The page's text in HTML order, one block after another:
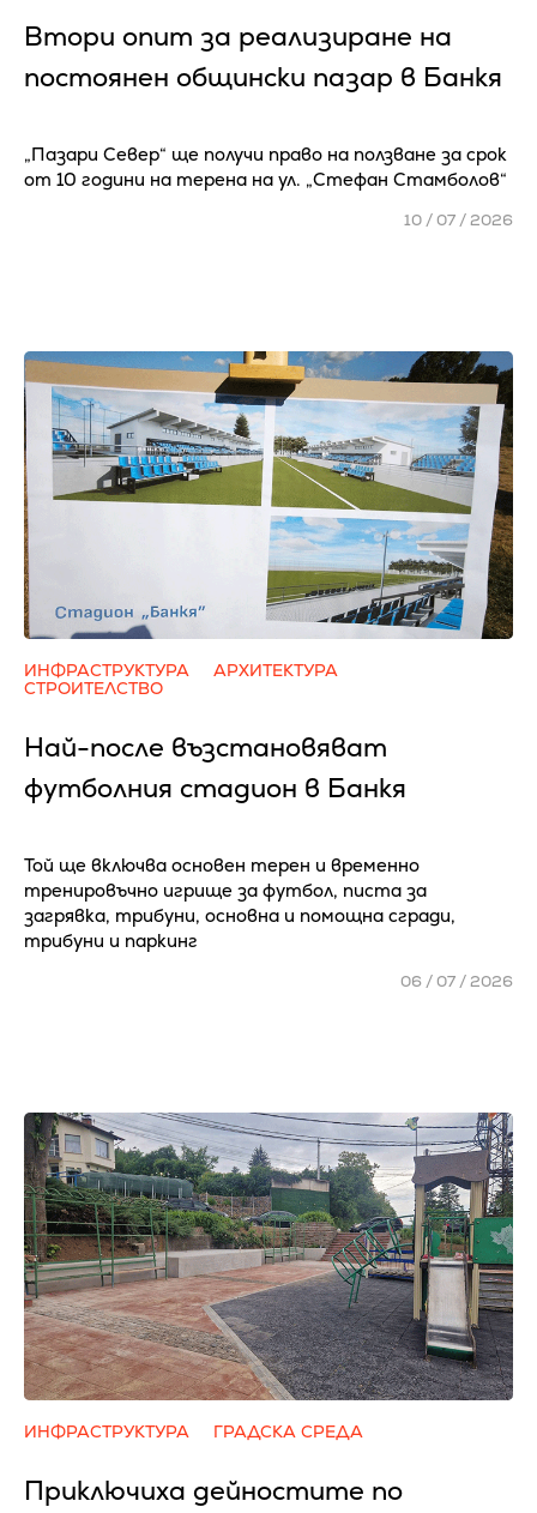
Втори опит за реализиране на
постоянен общински пазар в Банкя
„Пазари Север“ ще получи право на ползване за срок
от 10 години на терена на ул. „Стефан Стамболов“
10 / 07 / 2026
ИНФРАСТРУКТУРА
АРХИТЕКТУРА
СТРОИТЕЛСТВО
Най-после възстановяват
футболния стадион в Банкя
Той ще включва основен терен и временно
тренировъчно игрище за футбол, писта за
загрявка, трибуни, основна и помощна сгради,
трибуни и паркинг
06 / 07 / 2026
ИНФРАСТРУКТУРА ГРАДСКА СРЕДА
Приключиха дейностите по